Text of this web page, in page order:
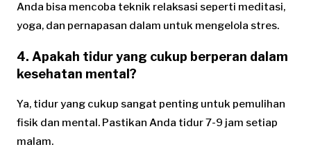
Anda bisa mencoba teknik relaksasi seperti meditasi,
yoga, dan pernapasan dalam untuk mengelola stres.
4. Apakah tidur yang cukup berperan dalam
kesehatan mental?
Ya, tidur yang cukup sangat penting untuk pemulihan
fisik dan mental. Pastikan Anda tidur 7-9 jam setiap
malam.